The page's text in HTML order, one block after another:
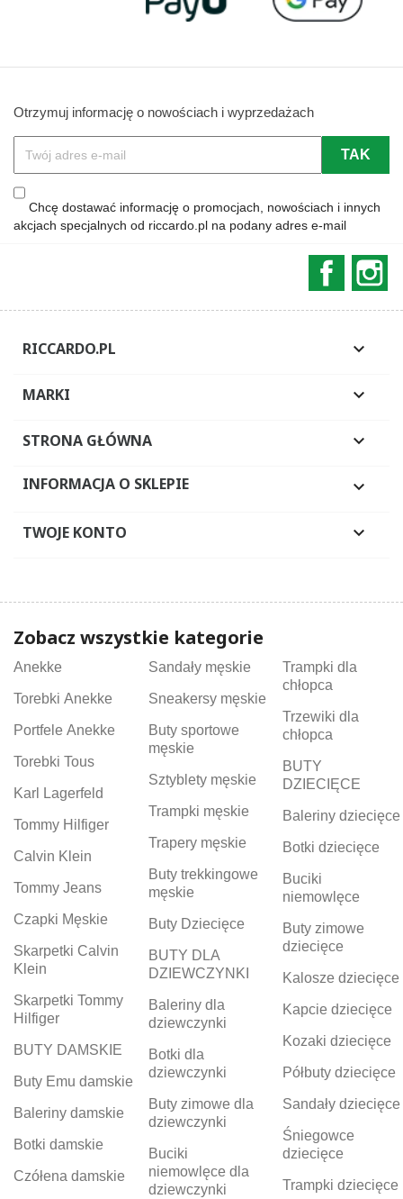
Otrzymuj informację o nowościach i wyprzedażach
Chcę dostawać informację o promocjach, nowościach i innych
akcjach specjalnych od riccardo.pl na podany adres e-mail
RICCARDO.PL 
MARKI 
STRONA GŁÓWNA 
INFORMACJA O SKLEPIE 
TWOJE KONTO 
Zobacz wszystkie kategorie
Anekke
Torebki Anekke
Portfele Anekke
Torebki Tous
Karl Lagerfeld
Tommy Hilfiger
Calvin Klein
Tommy Jeans
Czapki Męskie
Skarpetki Calvin
Klein
Skarpetki Tommy
Hilfiger
BUTY DAMSKIE
Buty Emu damskie
Baleriny damskie
Botki damskie
Czółena damskie
Sandały męskie
Sneakersy męskie
Buty sportowe
męskie
Sztyblety męskie
Trampki męskie
Trapery męskie
Buty trekkingowe
męskie
Buty Dziecięce
BUTY DLA
DZIEWCZYNKI
Baleriny dla
dziewczynki
Botki dla
dziewczynki
Buty zimowe dla
dziewczynki
Buciki
niemowlęce dla
dziewczynki
Trampki dla
chłopca
Trzewiki dla
chłopca
BUTY
DZIECIĘCE
Baleriny dziecięce
Botki dziecięce
Buciki
niemowlęce
Buty zimowe
dziecięce
Kalosze dziecięce
Kapcie dziecięce
Kozaki dziecięce
Półbuty dziecięce
Sandały dziecięce
Śniegowce
dziecięce
Trampki dziecięce